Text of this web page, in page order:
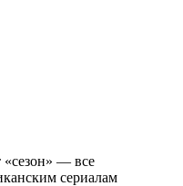
«сезон» — все
сериалам